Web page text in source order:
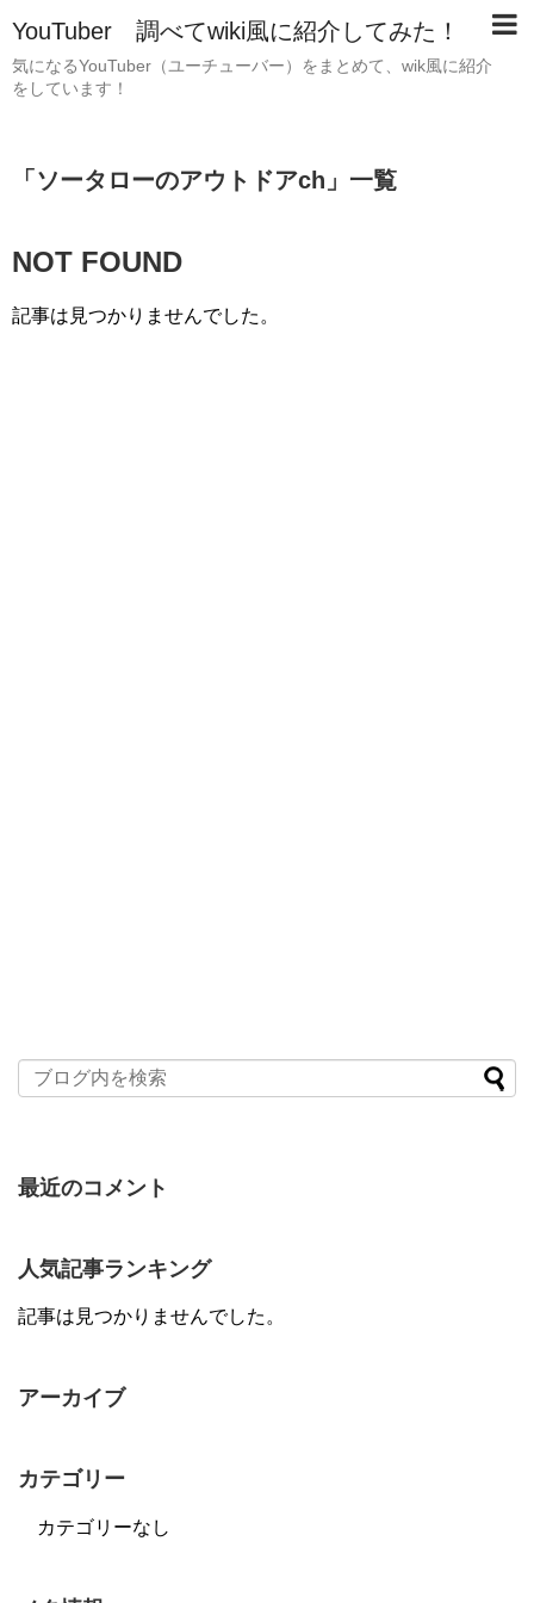
YouTuber 調べてwiki風に紹介してみた！
気になるYouTuber（ユーチューバー）をまとめて、wik風に紹介
をしています！
「 ソータローのアウトドアch 」 一覧
NOT FOUND
記事は見つかりませんでした。
最近のコメント
人気記事ランキング
記事は見つかりませんでした。
アーカイブ
カテゴリー
カテゴリーなし